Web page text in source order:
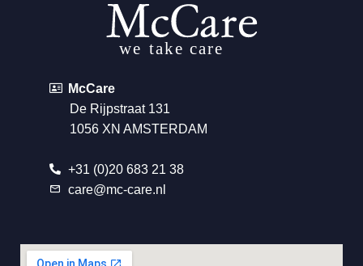
McCare
De Rijpstraat 131
1056 XN AMSTERDAM
+31 (0)20 683 21 38
care@mc-care.nl